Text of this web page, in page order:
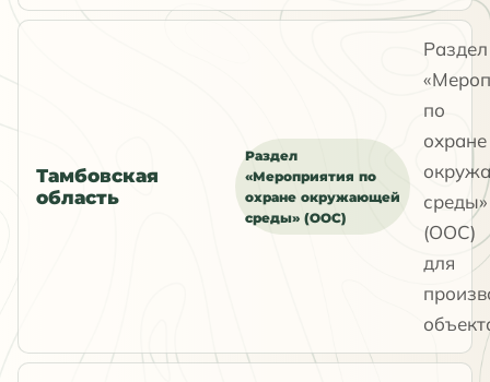
Тамбовская
область
Раздел
«Мероприятия по
охране окружающей
среды» (ООС)
Раздел
по
охране
среды»
(ООС)
для